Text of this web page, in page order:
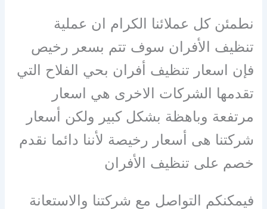
نطمئن كل عملائنا الكرام ان عملية
تنظيف الأفران سوف تتم بسعر رخيص
فإن اسعار تنظيف أفران بحي الفلاح التي
تقدمها الشركات الاخرى هي اسعار
مرتفعة وباهظة بشكل كبير ولكن أسعار
شركتنا هى أسعار رخيصة لأننا دائما نقدم
خصم على تنظيف الأفران
فيمكنكم التواصل مع شركتنا والاستعانة